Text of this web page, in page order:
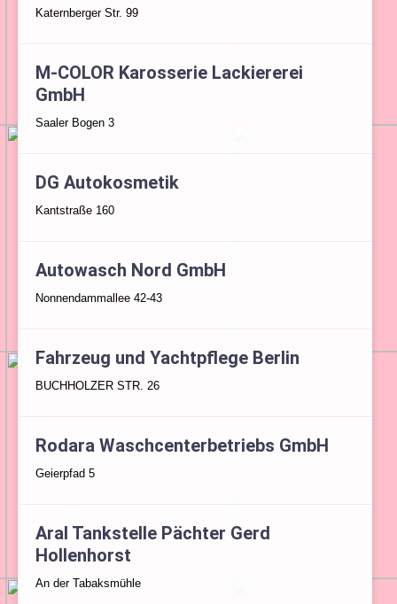
Katernberger Str. 99
M-COLOR Karosserie Lackiererei
GmbH
Saaler Bogen 3
DG Autokosmetik
Kantstraße 160
Autowasch Nord GmbH
Nonnendammallee 42-43
Fahrzeug und Yachtpflege Berlin
BUCHHOLZER STR. 26
Rodara Waschcenterbetriebs GmbH
Geierpfad 5
Aral Tankstelle Pächter Gerd
Hollenhorst
An der Tabaksmühle